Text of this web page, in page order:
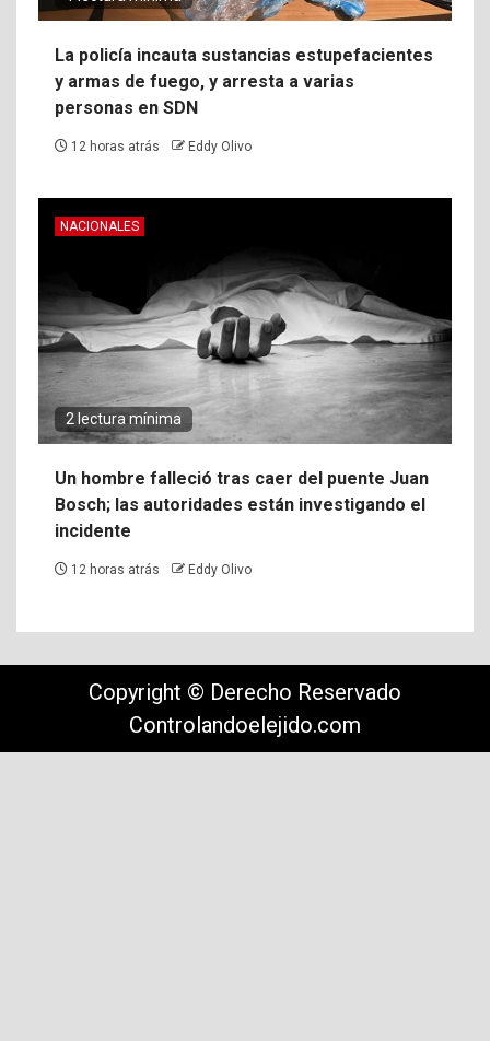
La policía incauta sustancias estupefacientes
y armas de fuego, y arresta a varias
personas en SDN
12 horas atrás Eddy Olivo
NACIONALES
2 lectura mínima
Un hombre falleció tras caer del puente Juan
Bosch; las autoridades están investigando el
incidente
12 horas atrás Eddy Olivo
Copyright © Derecho Reservado
Controlandoelejido.com